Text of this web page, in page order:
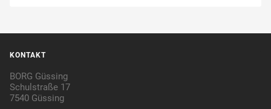
KONTAKT
BORG Güssing
Schulstraße 17
7540 Güssing